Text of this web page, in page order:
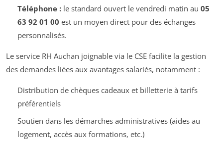
Téléphone :le standard ouvert le vendredi matin au 05
63 92 01 00 est un moyen direct pour des échanges
personnalisés.
Le service RH Auchan joignable via le CSE facilite la gestion
des demandes liées aux avantages salariés, notamment :
Distribution de chèques cadeaux et billetterie à tarifs
préférentiels
Soutien dans les démarches administratives (aides au
logement, accès aux formations, etc.)